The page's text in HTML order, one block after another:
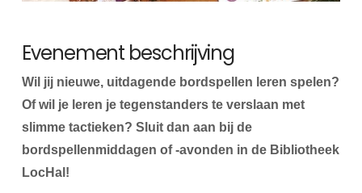
Evenement beschrijving
Wil jij nieuwe, uitdagende bordspellen leren spelen?
Of wil je leren je tegenstanders te verslaan met
slimme tactieken? Sluit dan aan bij de
bordspellenmiddagen of -avonden in de Bibliotheek
LocHal!